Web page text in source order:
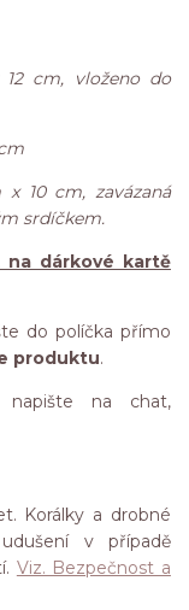
cm, vloženo do
10 cm, zavázaná
srdíčkem.
dárkové kartě
do políčka přímo
produktu.
napište na chat,
Korálky a drobné
v případě
Viz. Bezpečnost a